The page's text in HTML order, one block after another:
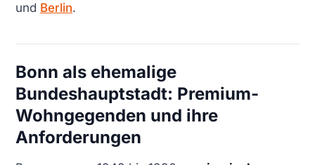
und Berlin.
Bonn als ehemalige
Bundeshauptstadt: Premium-
Wohngegenden und ihre
Anforderungen